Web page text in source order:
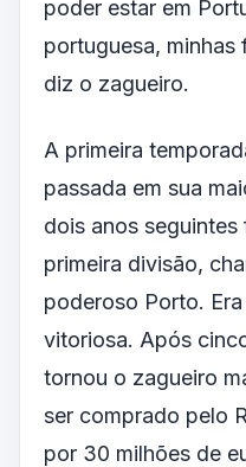
poder estar em
portuguesa, minhas
diz o zagueiro.
A primeira
passada em sua
dois anos
primeira divisão,
poderoso Porto.
vitoriosa. Após
tornou o zagueiro
ser comprado pelo
por 30 milhões de